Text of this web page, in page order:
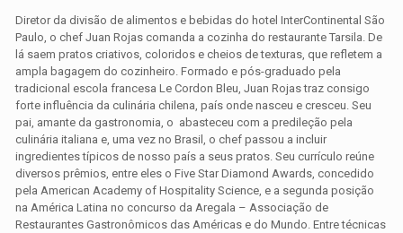
Diretor da divisão de alimentos e bebidas do hotel InterContinental São
Paulo, o chef Juan Rojas comanda a cozinha do restaurante Tarsila. De
lá saem pratos criativos, coloridos e cheios de texturas, que refletem a
ampla bagagem do cozinheiro. Formado e pós-graduado pela
tradicional escola francesa Le Cordon Bleu, Juan Rojas traz consigo
forte influência da culinária chilena, país onde nasceu e cresceu. Seu
pai, amante da gastronomia, o abasteceu com a predileção pela
culinária italiana e, uma vez no Brasil, o chef passou a incluir
ingredientes típicos de nosso país a seus pratos. Seu currículo reúne
diversos prêmios, entre eles o Five Star Diamond Awards, concedido
pela American Academy of Hospitality Science, e a segunda posição
na América Latina no concurso da Aregala – Associação de
Restaurantes Gastronômicos das Américas e do Mundo. Entre técnicas